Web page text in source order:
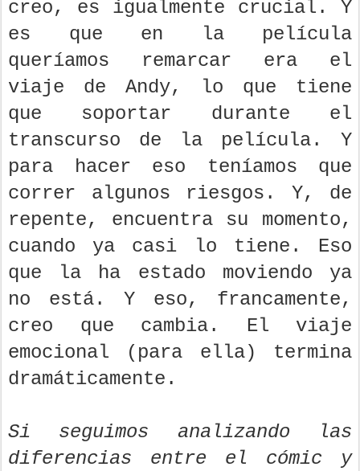
creo, es igualmente crucial. Y
es que en la película
queríamos remarcar era el
viaje de Andy, lo que tiene
que soportar durante el
transcurso de la película. Y
para hacer eso teníamos que
correr algunos riesgos. Y, de
repente, encuentra su momento,
cuando ya casi lo tiene. Eso
que la ha estado moviendo ya
no está. Y eso, francamente,
creo que cambia. El viaje
emocional (para ella) termina
dramáticamente.
Si seguimos analizando las
diferencias entre el cómic y